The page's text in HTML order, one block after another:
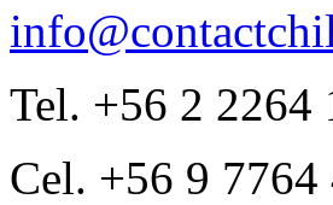
Tel. +56 2 2264
Cel. +56 9 7764